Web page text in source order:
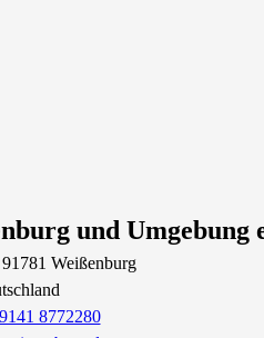
und Umgebung
Weißenburg
8772280